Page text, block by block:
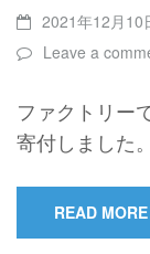
2021年12月10
Leave a
ファクトリー
寄付しました。
READ MORE